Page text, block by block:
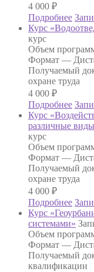
4 000 ₽
Подробнее
Курс
курс
Объем
Формат —
Получаемый
охране труда
4 000 ₽
Подробнее
Курс
различные
курс
Объем
Формат —
Получаемый
охране труда
4 000 ₽
Подробнее
Курс
системами»
Объем
Формат —
Получаемый
квалификации